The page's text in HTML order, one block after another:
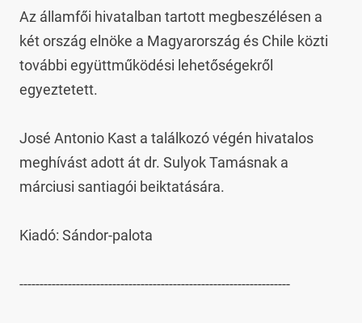
Az államfői hivatalban tartott megbeszélésen a
két ország elnöke a Magyarország és Chile közti
további együttműködési lehetőségekről
egyeztetett.
José Antonio Kast a találkozó végén hivatalos
meghívást adott át dr. Sulyok Tamásnak a
márciusi santiagói beiktatására.
Kiadó: Sándor-palota
-------------------------------------------------------------------